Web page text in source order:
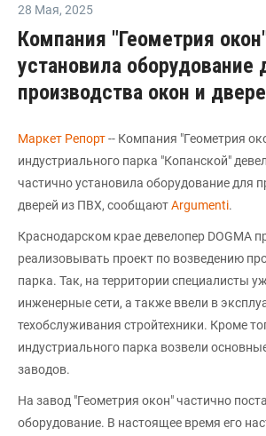
28 Мая, 2025
Компания "Геометрия
установила оборудование
производства окон и
Маркет Репорт-- Компания "Геометрия
индустриального парка "Копанской"
частично установила оборудование для
дверей из ПВХ, сообщаютArgumenti.
Краснодарском крае девелопер DOGMA
реализовывать проект по возведению
парка. Так, на территории специалисты
инженерные сети, а также ввели в
техобслуживания стройтехники. Кроме
индустриального парка возвели
заводов.
На завод "Геометрия окон" частично
оборудование. В настоящее время его